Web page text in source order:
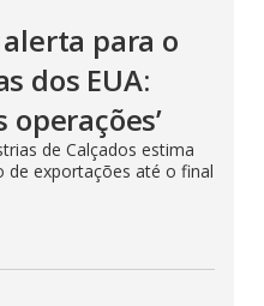
para o
dos EUA:
de Calçados estima
de exportações até o final